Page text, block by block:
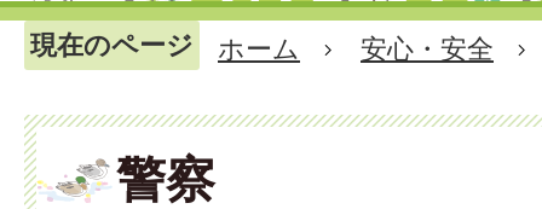
現在のページ ホーム 安心・安全
警察